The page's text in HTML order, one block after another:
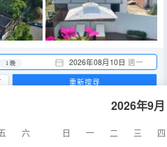
2026年08月10日 週一
1 晚
六
2026年9月
日 一 二 三
四
重新搜尋